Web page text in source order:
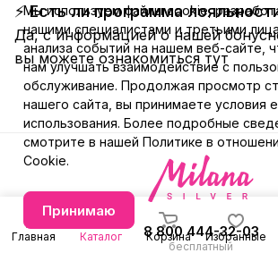
⚡ Есть ли программа
Да, с информацией о нашей
вы можете ознакомитьсятут
Главная Каталог Корзина Избранные
8 800 444-32-03
бесплатный
Мы используем файлы cookie,
нашими специалистами и третьими
анализа событий на нашем веб-сайте,
нам улучшать взаимодействие с
обслуживание. Продолжая просмотр
нашего сайта, вы принимаете условия
использования. Более подробные
смотрите в нашей Политике в
Cookie.
Принимаю